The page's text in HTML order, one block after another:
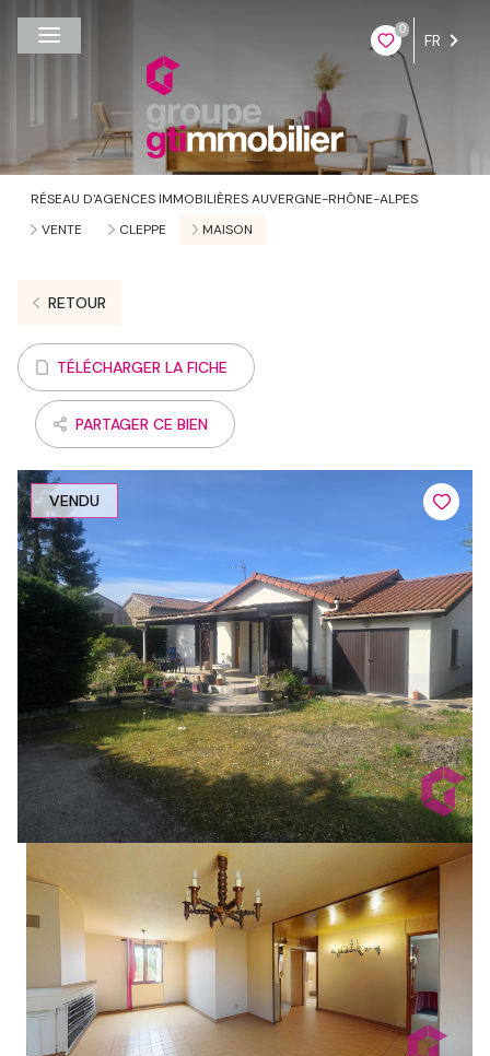
0
FR
RÉSEAU D'AGENCES IMMOBILIÈRES AUVERGNE-RHÔNE-ALPES
VENTE
CLEPPE MAISON
RETOUR
TÉLÉCHARGER LA FICHE
PARTAGER CE BIEN
VENDU